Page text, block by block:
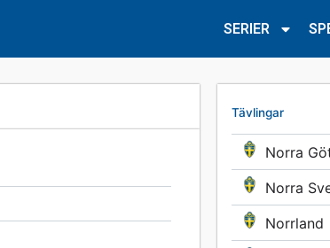
SERIER
Tävlingar
Norra
Norra
Norrland